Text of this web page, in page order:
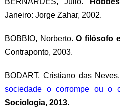
BERNARDES, Julio.
Janeiro: Jorge Zahar, 2002.
BOBBIO, Norberto.O filósofo
Contraponto, 2003.
BODART, Cristiano das
sociedade o corrompe ou o
Sociologia, 2013.